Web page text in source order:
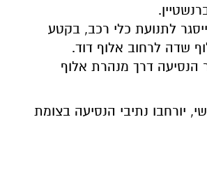
לתנועת כלי רכב, בקטע
שדה לרחוב אלוף דוד.
דרך מנהרת אלוף
, יורחבו נתיבי הנסיעה בצומת